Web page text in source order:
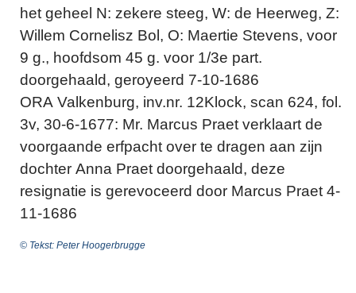
het geheel N: zekere steeg, W: de Heerweg, Z:
Willem Cornelisz Bol, O: Maertie Stevens, voor
9 g., hoofdsom 45 g. voor 1/3e part.
doorgehaald, geroyeerd 7-10-1686
ORA Valkenburg, inv.nr. 12Klock, scan 624, fol.
3v, 30-6-1677: Mr. Marcus Praet verklaart de
voorgaande erfpacht over te dragen aan zijn
dochter Anna Praet doorgehaald, deze
resignatie is gerevoceerd door Marcus Praet 4-
11-1686
© Tekst: Peter Hoogerbrugge